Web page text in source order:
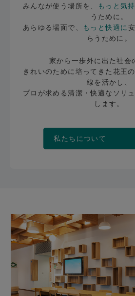
みんなが使う場所を、
もっと気
うために。
あらゆる場面で、
もっと快適に
らうために。
家から一歩外に出た社会
きれいのために培ってきた花王
線を活かし、
プロが求める清潔・快適なソリ
します。
私たちにつ